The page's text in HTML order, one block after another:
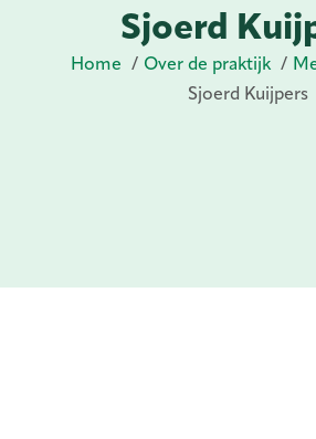
Sjoerd
Home Over de praktijk
Sjoerd Kuijpers